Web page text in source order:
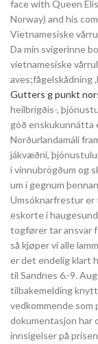
face with Queen
Norway) and his
Vietnamesiske
Da min svigerinne
vietnamesiske
aves;fågelskådning
Gutters g punkt
heilbrigðis-,
góð enskukunnátta
Norðurlandamáli
jákvæðni,
í vinnubrögðum og
um í gegnum
Umsóknarfrestur er
eskorte i
togfører tar ansvar
så kjøper vi alle
er det endelig klart
til Sandnes 6.-9.
tilbakemelding
vedkommende som
dokumentasjon har
innsigelser på